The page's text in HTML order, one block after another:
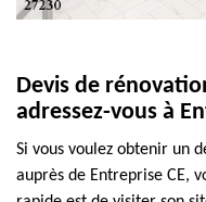
Devis de
adressez-vous à
Si vous voulez obtenir un
auprès de Entreprise CE,